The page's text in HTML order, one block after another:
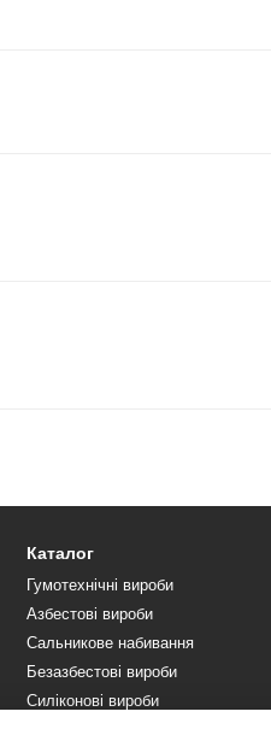
Каталог
Гумотехнічні вироби
Азбестові вироби
Сальникове набивання
Безазбестові вироби
Силіконові вироби